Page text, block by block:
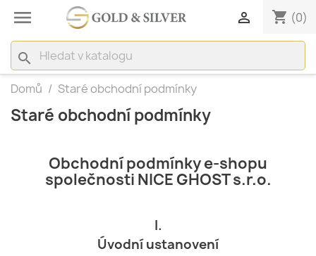
 shopping_cart (0)

search
Domů Staré obchodní podmínky
Staré obchodní podmínky
Obchodní podmínky e-shopu
společnosti NICE GHOST s.r.o.
I.
Úvodní ustanovení